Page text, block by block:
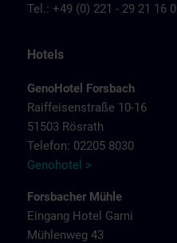
Tel.: +49 (0) 221 - 29 21 16 0
Hotels
GenoHotel Forsbach
Raiffeisenstraße 10-16
51503 Rösrath
Telefon: 02205 8030
Genohotel >
Forsbacher Mühle
Eingang Hotel Garni
Mühlenweg 43